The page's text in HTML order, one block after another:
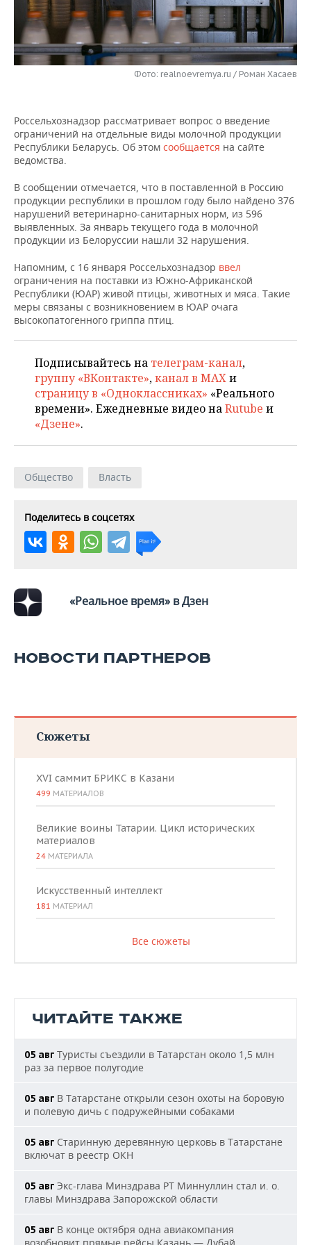
НЕФТЕХИМИЯ
НЕФТЬ
ОПК
РОЗНИЧНАЯ ТОРГОВЛЯ
ТРАНСПОРТ
НОВОСТИ ТЕХНОЛОГИЙ
IT
ТЕЛЕКОММУНИКАЦИИ
МЕРОПРИЯТИЯ
НОВОСТИ МЕРОПРИЯТИЙ
БИЗНЕС-БРАНЧИ
ONLINE-КОНФЕРЕНЦИИ
ОТКРЫТАЯ ЛЕКЦИЯ
СПОРТ
ФУТБОЛ
ХОККЕЙ
БАСКЕТБОЛ
ВОЛЕЙБОЛ
КИБЕРСПОРТ
ФИГУРНОЕ КАТАНИЕ
ВОДНЫЕ ВИДЫ СПОРТА
ХОККЕЙ С МЯЧОМ
НОВОСТИ ОБЩЕСТВА
ВЛАСТЬ
ИНФРАСТРУКТУРА
ИСТОРИЯ
КУЛЬТУРА
МЕДИЦИНА
ОБРАЗОВАНИЕ
ПРОИСШЕСТВИЯ
ФОТОГАЛЕРЕЯ
СЮЖЕТЫ
СПРАВОЧНИК
СПИСОК ПЕРСОН
СПИСОК КОМПАНИЙ
ПОЛНАЯ ВЕРСИЯ
Фото: realnoevremya.ru / Роман Хасаев
Россельхознадзор рассматривает вопрос о введение
ограничений на отдельные виды молочной продукции
Республики Беларусь. Об этом сообщается на сайте
ведомства.
В сообщении отмечается, что в поставленной в Россию
продукции республики в прошлом году было найдено 376
нарушений ветеринарно-санитарных норм, из 596
выявленных. За январь текущего года в молочной
продукции из Белоруссии нашли 32 нарушения.
Напомним, с 16 января Россельхознадзор ввел
ограничения на поставки из Южно-Африканской
Республики (ЮАР) живой птицы, животных и мяса. Такие
меры связаны с возникновением в ЮАР очага
высокопатогенного гриппа птиц.
Подписывайтесь на телеграм-канал,
группу «ВКонтакте»,канал в MAXи
страницу в «Одноклассниках» «Реального
времени». Ежедневные видео наRutube и
«Дзене».
Общество Власть
Поделитесь в соцсетях
«Реальное время» в Дзен
НОВОСТИ ПАРТНЕРОВ
Сюжеты
XVI саммит БРИКС в Казани
499 МАТЕРИАЛОВ
Великие воины Татарии. Цикл исторических
материалов
24 МАТЕРИАЛА
Искусственный интеллект
181 МАТЕРИАЛ
Все сюжеты
ЧИТАЙТЕ ТАКЖЕ
05 авг Туристы съездили в Татарстан около 1,5 млн
раз за первое полугодие
05 авг В Татарстане открыли сезон охоты на боровую
и полевую дичь с подружейными собаками
05 авг Старинную деревянную церковь в Татарстане
включат в реестр ОКН
05 авг Экс-глава Минздрава РТ Миннуллин стал и. о.
главы Минздрава Запорожской области
05 авг В конце октября одна авиакомпания